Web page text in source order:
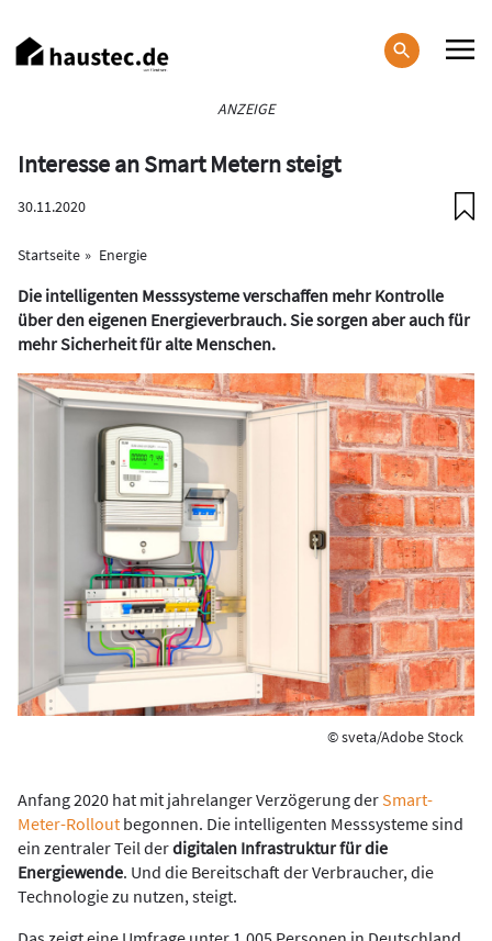
zum
Inhalt
ANZEIGE
Interesse an Smart Metern steigt
30.11.2020
Startseite Energie
Die intelligenten Messsysteme verschaffen mehr Kontrolle
über den eigenen Energieverbrauch. Sie sorgen aber auch für
mehr Sicherheit für alte Menschen.
© sveta/Adobe Stock
Anfang 2020 hat mit jahrelanger Verzögerung der Smart-
Meter-Rollout begonnen. Die intelligenten Messsysteme sind
ein zentraler Teil derdigitalen Infrastruktur für die
Energiewende. Und die Bereitschaft der Verbraucher, die
Technologie zu nutzen, steigt.